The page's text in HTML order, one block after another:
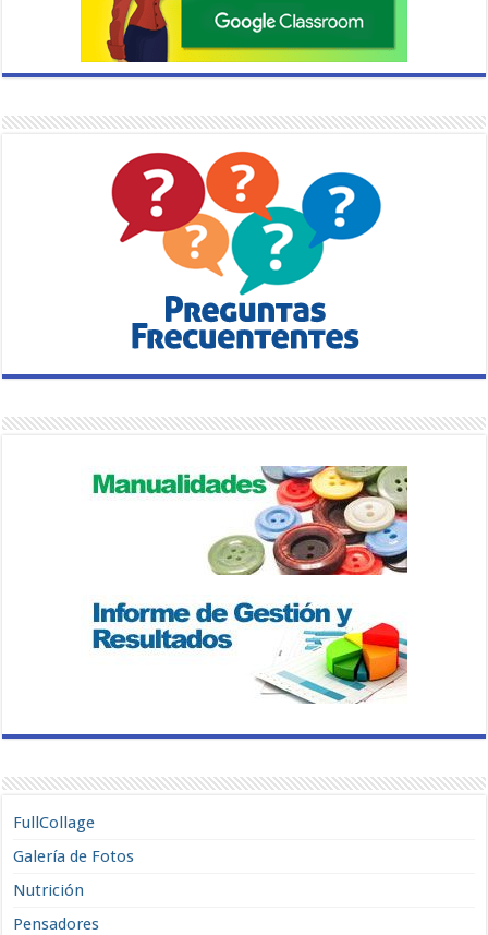
FullCollage
Galería de Fotos
Nutrición
Pensadores